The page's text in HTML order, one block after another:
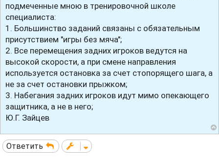
подмеченные мною в тренировочной школе
специалиста:
1. Большинство заданий связаны с обязательным
присутствием "игры без мяча";
2. Все перемещения задних игроков ведутся на
высокой скорости, а при смене направления
используется остановка за счет стопорящего шага, а
не за счет остановки прыжком;
3. Набегания задних игроков идут мимо опекающего
защитника, а не в него;
Ю.Г. Зайцев
Ответить